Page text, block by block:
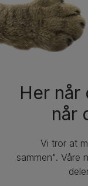
Her
når
Vi tror at
sammen". Våre